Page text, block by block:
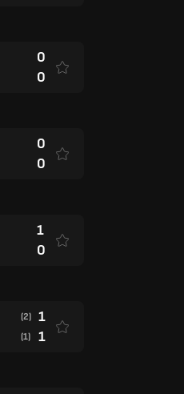
0
0
0
0
1
0
(2) 1
(1) 1